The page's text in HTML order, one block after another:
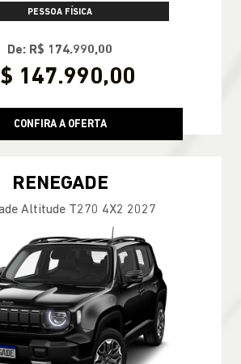
PESSOA FÍSICA
De: R$ 174.990,00
147.990,00
CONFIRA A OFERTA
RENEGADE
Altitude T270 4X2 2027